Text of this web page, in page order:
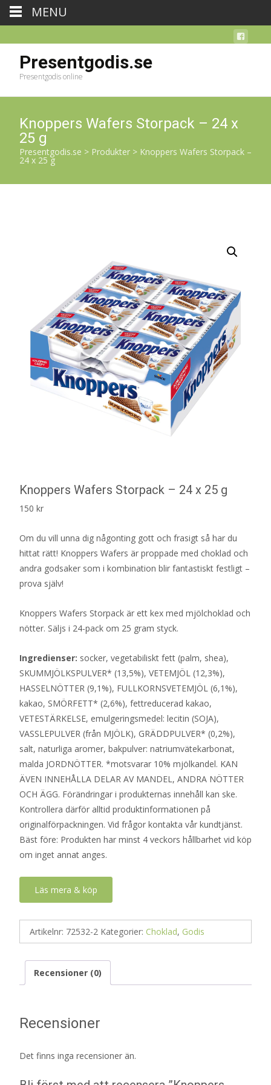
Presentgodis.se
Presentgodis online
Knoppers Wafers Storpack – 24 x
25 g
Presentgodis.se > Produkter > Knoppers Wafers Storpack –
24 x 25 g
Knoppers Wafers Storpack – 24 x 25 g
150 kr
Om du vill unna dig någonting gott och frasigt så har du
hittat rätt! Knoppers Wafers är proppade med choklad och
andra godsaker som i kombination blir fantastiskt festligt –
prova själv!
Knoppers Wafers Storpack är ett kex med mjölchoklad och
nötter. Säljs i 24-pack om 25 gram styck.
Ingredienser: socker, vegetabiliskt fett (palm, shea),
SKUMMJÖLKSPULVER* (13,5%), VETEMJÖL (12,3%),
HASSELNÖTTER (9,1%), FULLKORNSVETEMJÖL (6,1%),
kakao, SMÖRFETT* (2,6%), fettreducerad kakao,
VETESTÄRKELSE, emulgeringsmedel: lecitin (SOJA),
VASSLEPULVER (från MJÖLK), GRÄDDPULVER* (0,2%),
salt, naturliga aromer, bakpulver: natriumvätekarbonat,
malda JORDNÖTTER. *motsvarar 10% mjölkandel. KAN
ÄVEN INNEHÅLLA DELAR AV MANDEL, ANDRA NÖTTER
OCH ÄGG. Förändringar i produkternas innehåll kan ske.
Kontrollera därför alltid produktinformationen på
originalförpackningen. Vid frågor kontakta vår kundtjänst.
Bäst före: Produkten har minst 4 veckors hållbarhet vid köp
om inget annat anges.
Läs mera & köp
Artikelnr: 72532-2 Kategorier: Choklad, Godis
Recensioner (0)
Recensioner
Det finns inga recensioner än.
MENU